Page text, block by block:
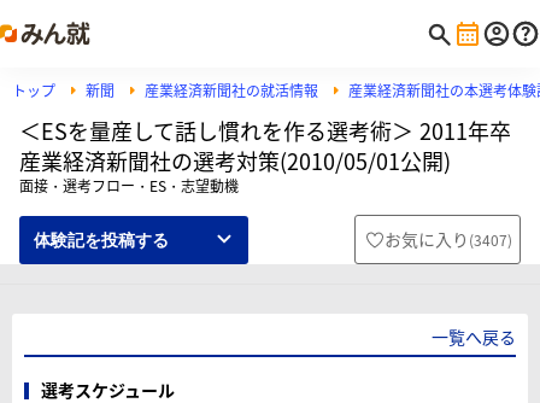
トップ 新聞 産業経済新聞社の就活情報 産業経済新聞社の本選考体
＜ESを量産して話し慣れを作る選考術＞ 2011年卒
産業経済新聞社の選考対策(2010/05/01公開)
面接・選考フロー・ES・志望動機
体験記を投稿する お気に入り (3407)
一覧へ戻る
選考スケジュール